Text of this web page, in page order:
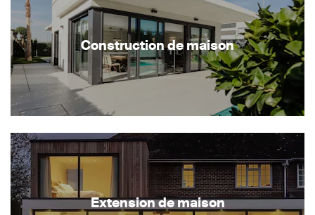
Construction de maison
Extension de maison